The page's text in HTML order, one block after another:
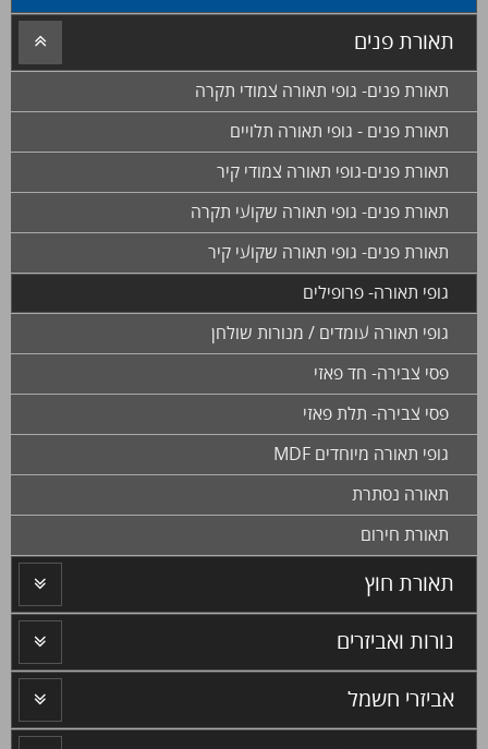
תאורת פנים
תאורת פנים- גופי תאורה צמודי תקרה
תאורת פנים - גופי תאורה תלויים
תאורת פנים-גופי תאורה צמודי קיר
תאורת פנים- גופי תאורה שקועי תקרה
תאורת פנים- גופי תאורה שקועי קיר
גופי תאורה- פרופילים
גופי תאורה עומדים / מנורות שולחן
פסי צבירה- חד פאזי
פסי צבירה- תלת פאזי
גופי תאורה מיוחדים MDF
תאורה נסתרת
תאורת חירום
תאורת חוץ
נורות ואביזרים
אביזרי חשמל